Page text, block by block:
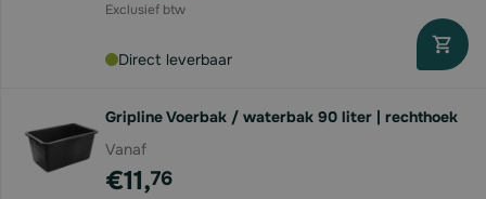
Direct leverbaar
Gripline Voerbak / waterbak 90 liter | rechthoek
Vanaf
€11,76